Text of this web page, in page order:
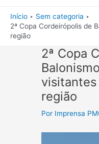
Início
Sem categoria
2ª Copa Cordeirópolis de
região
2ª Copa
região
Por Imprensa